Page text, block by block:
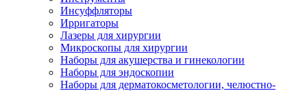
Инсуффляторы
Ирригаторы
Лазеры для хирургии
Микроскопы для хирургии
Наборы для акушерства и гинекологии
Наборы для эндоскопии
Наборы для дерматокосметологии, челюстно-